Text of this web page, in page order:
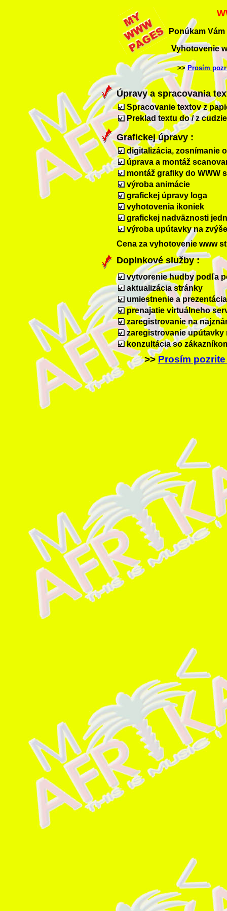
Ponúkam
Vyhotovenie
>> Prosím
Úpravy a spracovania
Spracovanie textov z
Preklad textu do / z
Grafickej úpravy :
digitalizácia, zosnímanie
úprava a montáž
montáž grafiky do WWW
výroba animácie
grafickej úpravy loga
vyhotovenia ikoniek
grafickej nadväznosti
výroba upútavky na
Cena za vyhotovenie www
Doplnkové služby :
vytvorenie hudby podľa
aktualizácia stránky
umiestnenie a
prenajatie virtuálneho
zaregistrovanie na
zaregistrovanie
konzultácia so
>>Prosím